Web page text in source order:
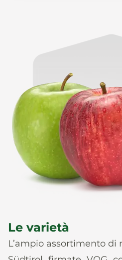
Le varietà
L’ampio assortimento di